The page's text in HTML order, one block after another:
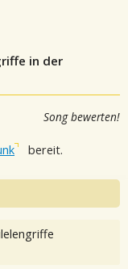
in der
Song bewerten!
bereit.